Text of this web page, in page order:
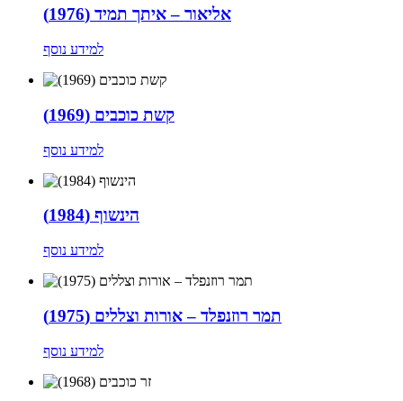
אליאור – איתך תמיד (1976)
למידע נוסף
קשת כוכבים (1969)
למידע נוסף
הינשוף (1984)
למידע נוסף
תמר רוזנפלד – אורות וצללים (1975)
למידע נוסף